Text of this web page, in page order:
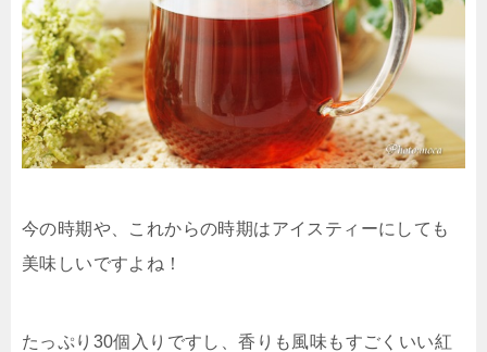
今の時期や、これからの時期はアイスティーにしても
美味しいですよね！
たっぷり30個入りですし、香りも風味もすごくいい紅